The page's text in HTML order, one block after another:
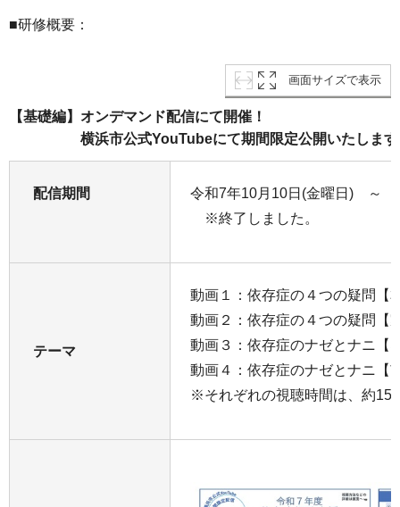
■研修概要：
画面サイズで表示
【基礎編】オンデマンド配信にて開催！
横浜市公式YouTubeにて期間限定公開いたします
配信期間
令和7年10月10日(金曜日) ～
※終了しました。
テーマ
動画１：依存症の４つの疑問【
動画２：依存症の４つの疑問【
動画３：依存症のナゼとナニ【
動画４：依存症のナゼとナニ【
※それぞれの視聴時間は、約15